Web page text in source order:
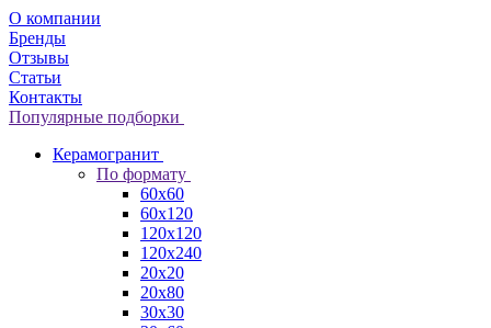
О компании
Бренды
Отзывы
Статьи
Контакты
Популярные подборки
Керамогранит
По формату
60x60
60x120
120x120
120x240
20x20
20x80
30x30